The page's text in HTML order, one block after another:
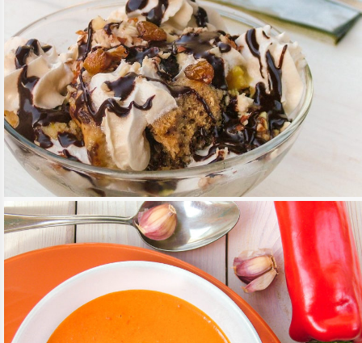
VEGÁN SOMLÓI
TOVÁBB OLVASOM ÉDESSÉG, DESSZERT/MAGYAROS KONYHA